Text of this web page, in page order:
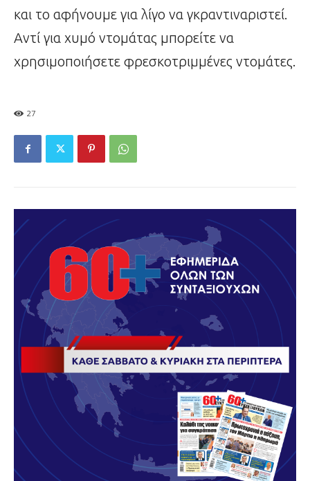
και το αφήνουμε για λίγο να γκραντιναριστεί.
Αντί για χυμό ντομάτας μπορείτε να
χρησιμοποιήσετε φρεσκοτριμμένες ντομάτες.
27